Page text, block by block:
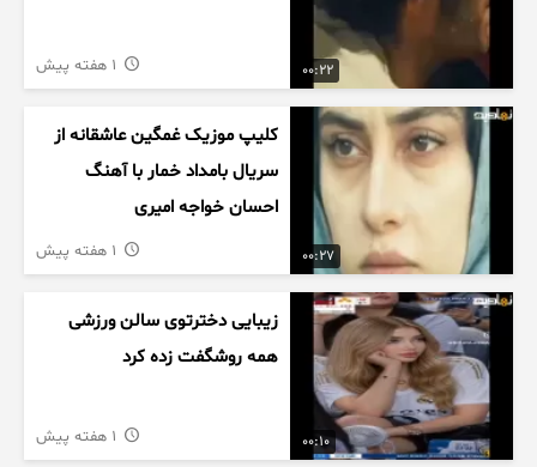
00:22
00:27
کلیپ موزیک غمگین عاشقانه از
سریال بامداد خمار با آهنگ
احسان خواجه امیری
00:10
زیبایی دخترتوی سالن ورزشی
همه روشگفت زده کرد